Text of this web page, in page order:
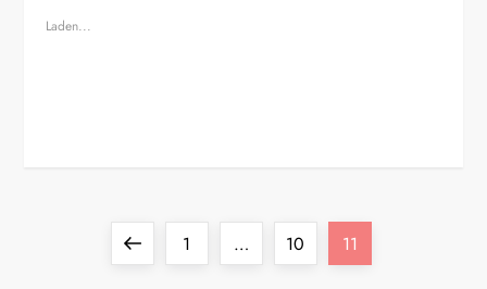
Laden...
VorigePagina
1 … Pagina
10 Pagina
11